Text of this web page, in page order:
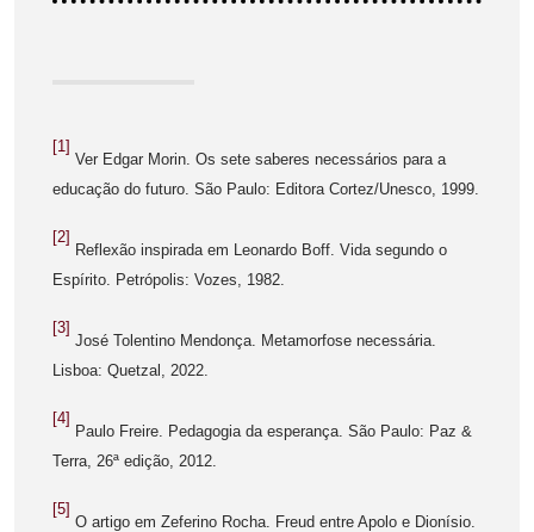
[1]
Ver Edgar Morin. Os sete saberes necessários para a
educação do futuro. São Paulo: Editora Cortez/Unesco, 1999.
[2]
Reflexão inspirada em Leonardo Boff. Vida segundo o
Espírito. Petrópolis: Vozes, 1982.
[3]
José Tolentino Mendonça. Metamorfose necessária.
Lisboa: Quetzal, 2022.
[4]
Paulo Freire. Pedagogia da esperança. São Paulo: Paz &
Terra, 26ª edição, 2012.
[5]
O artigo em Zeferino Rocha. Freud entre Apolo e Dionísio.